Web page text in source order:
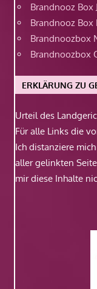
Brandnooz Box
Brandnooz Box
Brandnoozbox
Brandnoozbox
ERKLÄRUNG ZU
Urteil des
Für alle Links die
Ich distanziere
aller gelinkten
mir diese Inhalte